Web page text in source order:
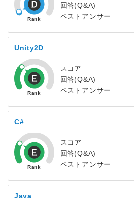
回答(Q&A)
ベストアンサー
Unity2D
スコア
回答(Q&A)
ベストアンサー
C#
スコア
回答(Q&A)
ベストアンサー
Java